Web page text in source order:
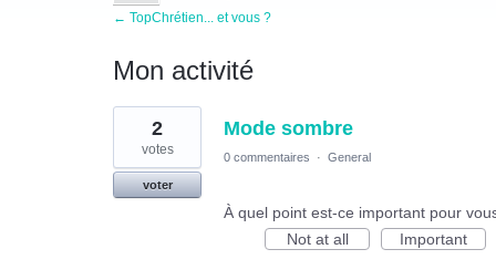
← TopChrétien... et vous ?
Mon activité
1
résultat
trouvé
Mode sombre
2
votes
voter
0 commentaires · General
À quel point est-ce important pour
Not at all
Important